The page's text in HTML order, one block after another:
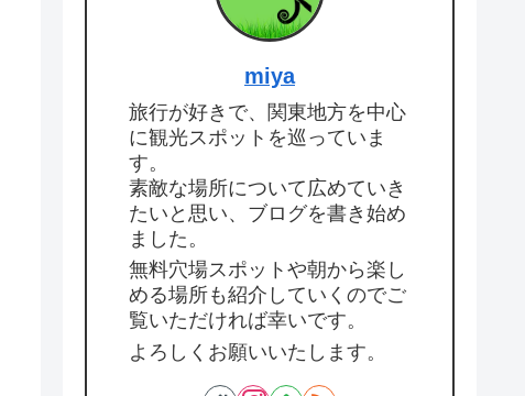
miya
旅行が好きで、関東地方を中心
に観光スポットを巡っていま
す。
素敵な場所について広めていき
たいと思い、ブログを書き始め
ました。
無料穴場スポットや朝から楽し
める場所も紹介していくのでご
覧いただければ幸いです。
よろしくお願いいたします。